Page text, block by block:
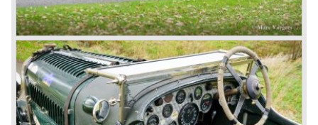
4.5 Litre
Next came the upgraded four cylinder Bentley 4.5 Litre in
the year 1927. The 4.5 Litre featured four valves per
cylinder and two spark plugs per cylinder engine. Most of
these cars were given open tourer and saloon bodywork
and only nine short chassis were built.
4.5 Litre Supercharged (Blower)